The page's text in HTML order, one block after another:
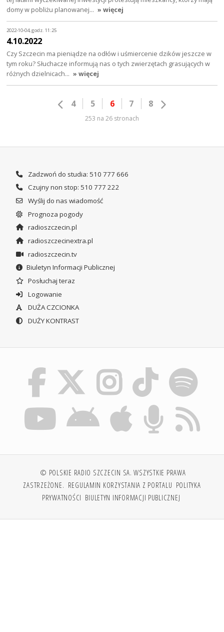
domy w pobliżu planowanej… » więcej
2022-10-04, godz. 11:25
4.10.2022
Czy Szczecin ma pieniądze na odłów i uśmiercenie dzików jeszcze w
tym roku? Słuchacze informują nas o tych zwierzętach grasujących w
różnych dzielnicach… » więcej
4 5 6 7 8
253 na 26 stronach
Zadzwoń do studia: 510 777 666
Czujny non stop: 510 777 222
Wyślij do nas wiadomość
Prognoza pogody
radioszczecin.pl
radioszczecinextra.pl
radioszczecin.tv
Biuletyn Informacji Publicznej
Posłuchaj teraz
Logowanie
DUŻA CZCIONKA
DUŻY KONTRAST
© POLSKIE RADIO SZCZECIN SA. WSZYSTKIE PRAWA
ZASTRZEŻONE. REGULAMIN KORZYSTANIA Z PORTALU POLITYKA
PRYWATNOŚCI BIULETYN INFORMACJI PUBLICZNEJ